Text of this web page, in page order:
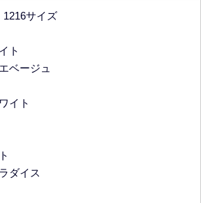
サイズ
ト
ベージュ
イト
ダイス